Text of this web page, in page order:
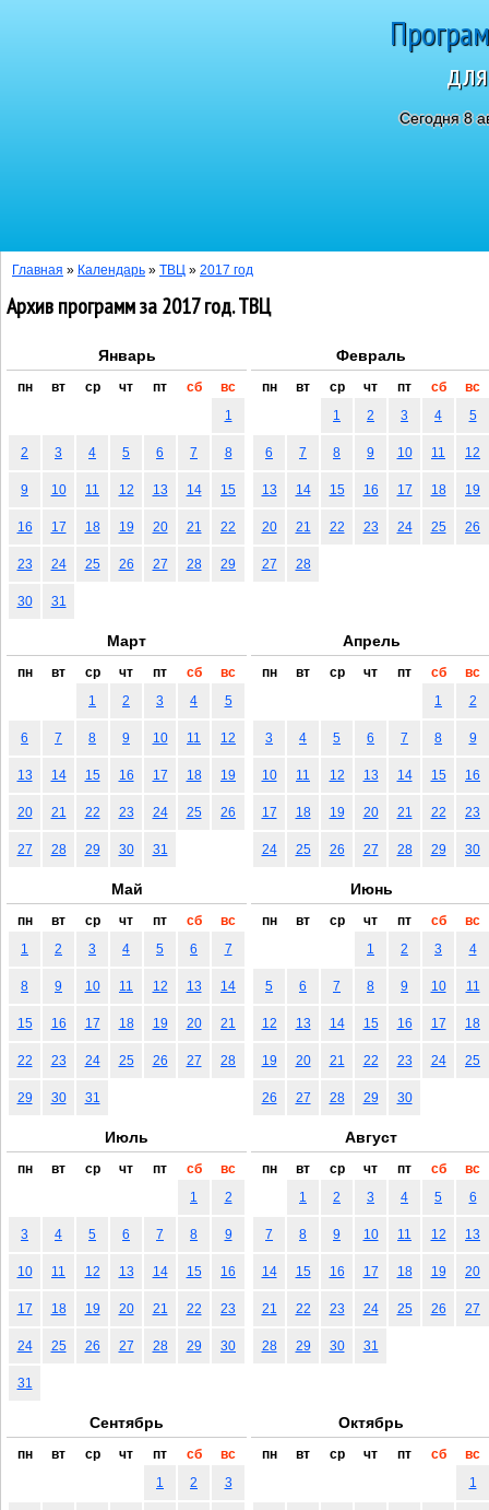
Сегодня 8
Главная » Календарь » ТВЦ » 2017 год
Архив программ за 2017 год. ТВЦ
Январь
пн вт ср чт пт сб
вс
1
2 3 4 5 6 7 8
9 10 11 12 13 14 15
16 17 18 19 20 21 22
23 24 25 26 27 28 29
30 31
Февраль
пн вт ср чт пт сб
вс
1
2 3 4 5
6 7 8 9 10 11 12
13 14 15 16 17 18 19
20 21 22 23 24 25 26
27 28
Март
пн вт ср чт пт сб
вс
1
2 3 4 5
6 7 8 9 10 11 12
13 14 15 16 17 18 19
20 21 22 23 24 25 26
27 28 29 30 31
Апрель
пн вт ср чт пт сб
вс
1
2
3 4 5 6 7 8 9
10 11 12 13 14 15 16
17 18 19 20 21 22 23
24 25 26 27 28 29 30
Май
пн вт ср чт пт сб
вс
1
2 3 4 5 6 7
8 9 10 11 12 13 14
15 16 17 18 19 20 21
22 23 24 25 26 27 28
29 30 31
Июнь
пн вт ср чт пт сб
вс
1
2 3 4
5 6 7 8 9 10 11
12 13 14 15 16 17 18
19 20 21 22 23 24 25
26 27 28 29 30
Июль
пн вт ср чт пт сб
вс
1
2
3 4 5 6 7 8 9
10 11 12 13 14 15 16
17 18 19 20 21 22 23
24 25 26 27 28 29 30
31
Август
пн вт ср чт пт сб
вс
1
2 3 4 5 6
7 8 9 10 11 12 13
14 15 16 17 18 19 20
21 22 23 24 25 26 27
28 29 30 31
Сентябрь
пн вт ср чт пт сб
вс
1
2 3
Октябрь
пн вт ср чт пт сб
вс
1